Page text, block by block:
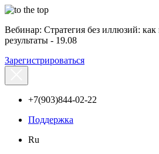
Вебинар: Стратегия без иллюзий:
результаты - 19.08
Зарегистрироваться
+7(903)844-02-22
Поддержка
Ru